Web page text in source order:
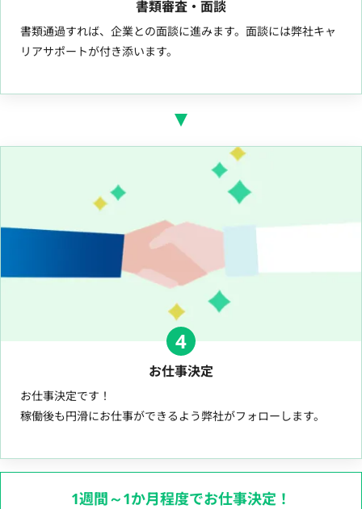
書類審査・面談
書類通過すれば、企業との面談に進みます。面談には弊社キャ
リアサポートが付き添います。
4
お仕事決定
お仕事決定です！
稼働後も円滑にお仕事ができるよう弊社がフォローします。
1週間～1か月程度でお仕事決定！